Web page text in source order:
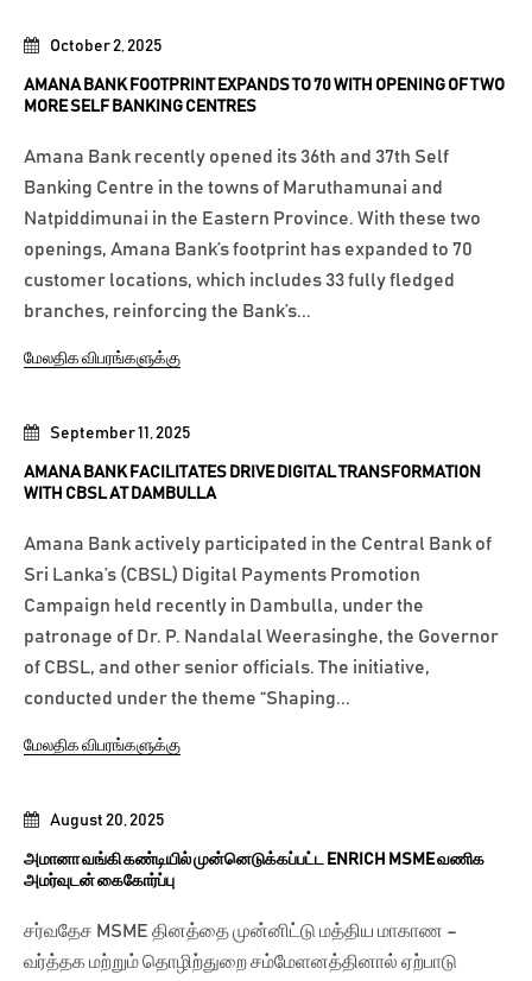
August 20, 2025
அமானா வங்கி கண்டியில் முன்னெடுக்கப்பட்ட ENRICH MSME வணிக
அமர்வுடன் கைகோர்ப்பு
சர்வதேச MSME தினத்தை முன்னிட்டு மத்திய மாகாண –
வர்த்தக மற்றும் தொழிற்துறை சம்மேளனத்தினால் ஏற்பாடு
September 11, 2025
AMANA BANK FACILITATES DRIVE DIGITAL TRANSFORMATION
WITH CBSL AT DAMBULLA
Amana Bank actively participated in the Central Bank of
Sri Lanka’s (CBSL) Digital Payments Promotion
Campaign held recently in Dambulla, under the
patronage of Dr. P. Nandalal Weerasinghe, the Governor
of CBSL, and other senior officials. The initiative,
conducted under the theme “Shaping...
மேலதிக விபரங்களுக்கு
October 2, 2025
AMANA BANK FOOTPRINT EXPANDS TO 70 WITH OPENING OF TWO
MORE SELF BANKING CENTRES
Amana Bank recently opened its 36th and 37th Self
Banking Centre in the towns of Maruthamunai and
Natpiddimunai in the Eastern Province. With these two
openings, Amana Bank’s footprint has expanded to 70
customer locations, which includes 33 fully fledged
branches, reinforcing the Bank’s...
மேலதிக விபரங்களுக்கு